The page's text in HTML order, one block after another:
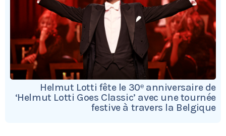
Helmut Lotti fête le 30ᵉ anniversaire de
‘Helmut Lotti Goes Classic’ avec une tournée
festive à travers la Belgique